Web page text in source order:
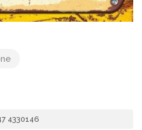
4330146